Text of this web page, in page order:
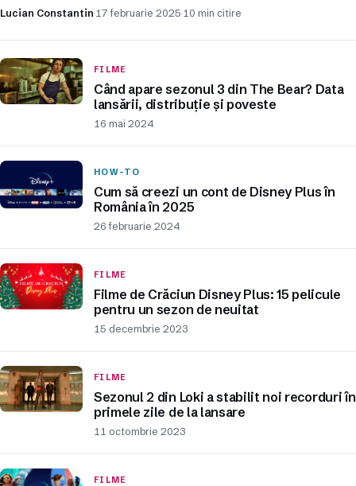
Lucian Constantin 17 februarie 2025 10 min citire
FILME
Când apare sezonul 3 din The Bear? Data
lansării, distribuție și poveste
16 mai 2024
HOW-TO
Cum să creezi un cont de Disney Plus în
România în 2025
26 februarie 2024
FILME
Filme de Crăciun Disney Plus: 15 pelicule
pentru un sezon de neuitat
15 decembrie 2023
FILME
Sezonul 2 din Loki a stabilit noi recorduri în
primele zile de la lansare
11 octombrie 2023
FILME